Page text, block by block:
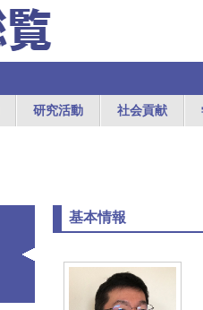
研究活動 社会貢献
基本情報